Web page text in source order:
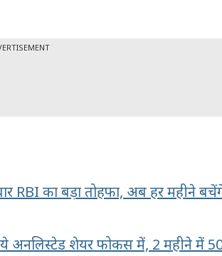
RBI का बड़ा तोहफा, अब हर महीने
अनलिस्‍टेड शेयर फोकस में, 2 महीने में